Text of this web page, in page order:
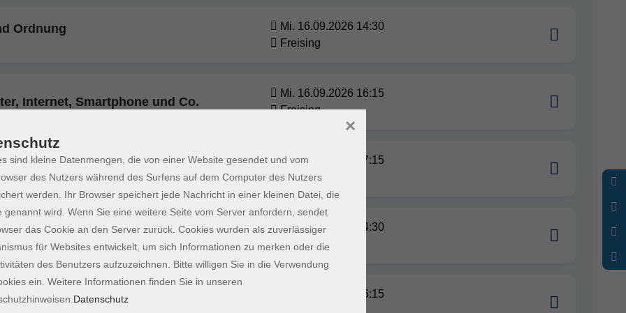
Ordnung
Mi. 16.09.2026 14:30
Freising
Internet, Smartphone und Co.
Mi. 16.09.2026 16:15
Freising
Internet, Smartphone und Co.
Mi. 16.09.2026 17:15
Freising
Mi. 14.10.2026 14:30
Freising
Internet, Smartphone und Co.
Mi. 14.10.2026 16:15
sind kleine Datenmengen, die von einer Website gesendet und vom
des Nutzers während des Surfens auf dem Computer des Nutzers
werden. Ihr Browser speichert jede Nachricht in einer kleinen Datei, die
genannt wird. Wenn Sie eine weitere Seite vom Server anfordern, sendet
das Cookie an den Server zurück. Cookies wurden als zuverlässiger
für Websites entwickelt, um sich Informationen zu merken oder die
des Benutzers aufzuzeichnen. Bitte willigen Sie in die Verwendung
ein. Weitere Informationen finden Sie in unseren
Datenschutz
×